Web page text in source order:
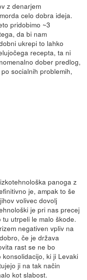
z denarjem
celo dobra ideja.
pridobimo ~3
da bi nam
ukrepi to lahko
recepta, ta ni
dober predlog,
socialnih problemih,
panoga z
je, ampak to še
volivec dovolj
je pri nas precej
utrpeli le malo škode.
negativen vpliv na
če je država
rast se ne bo
ki ji Levaki
ji na tak način
kot slabost.